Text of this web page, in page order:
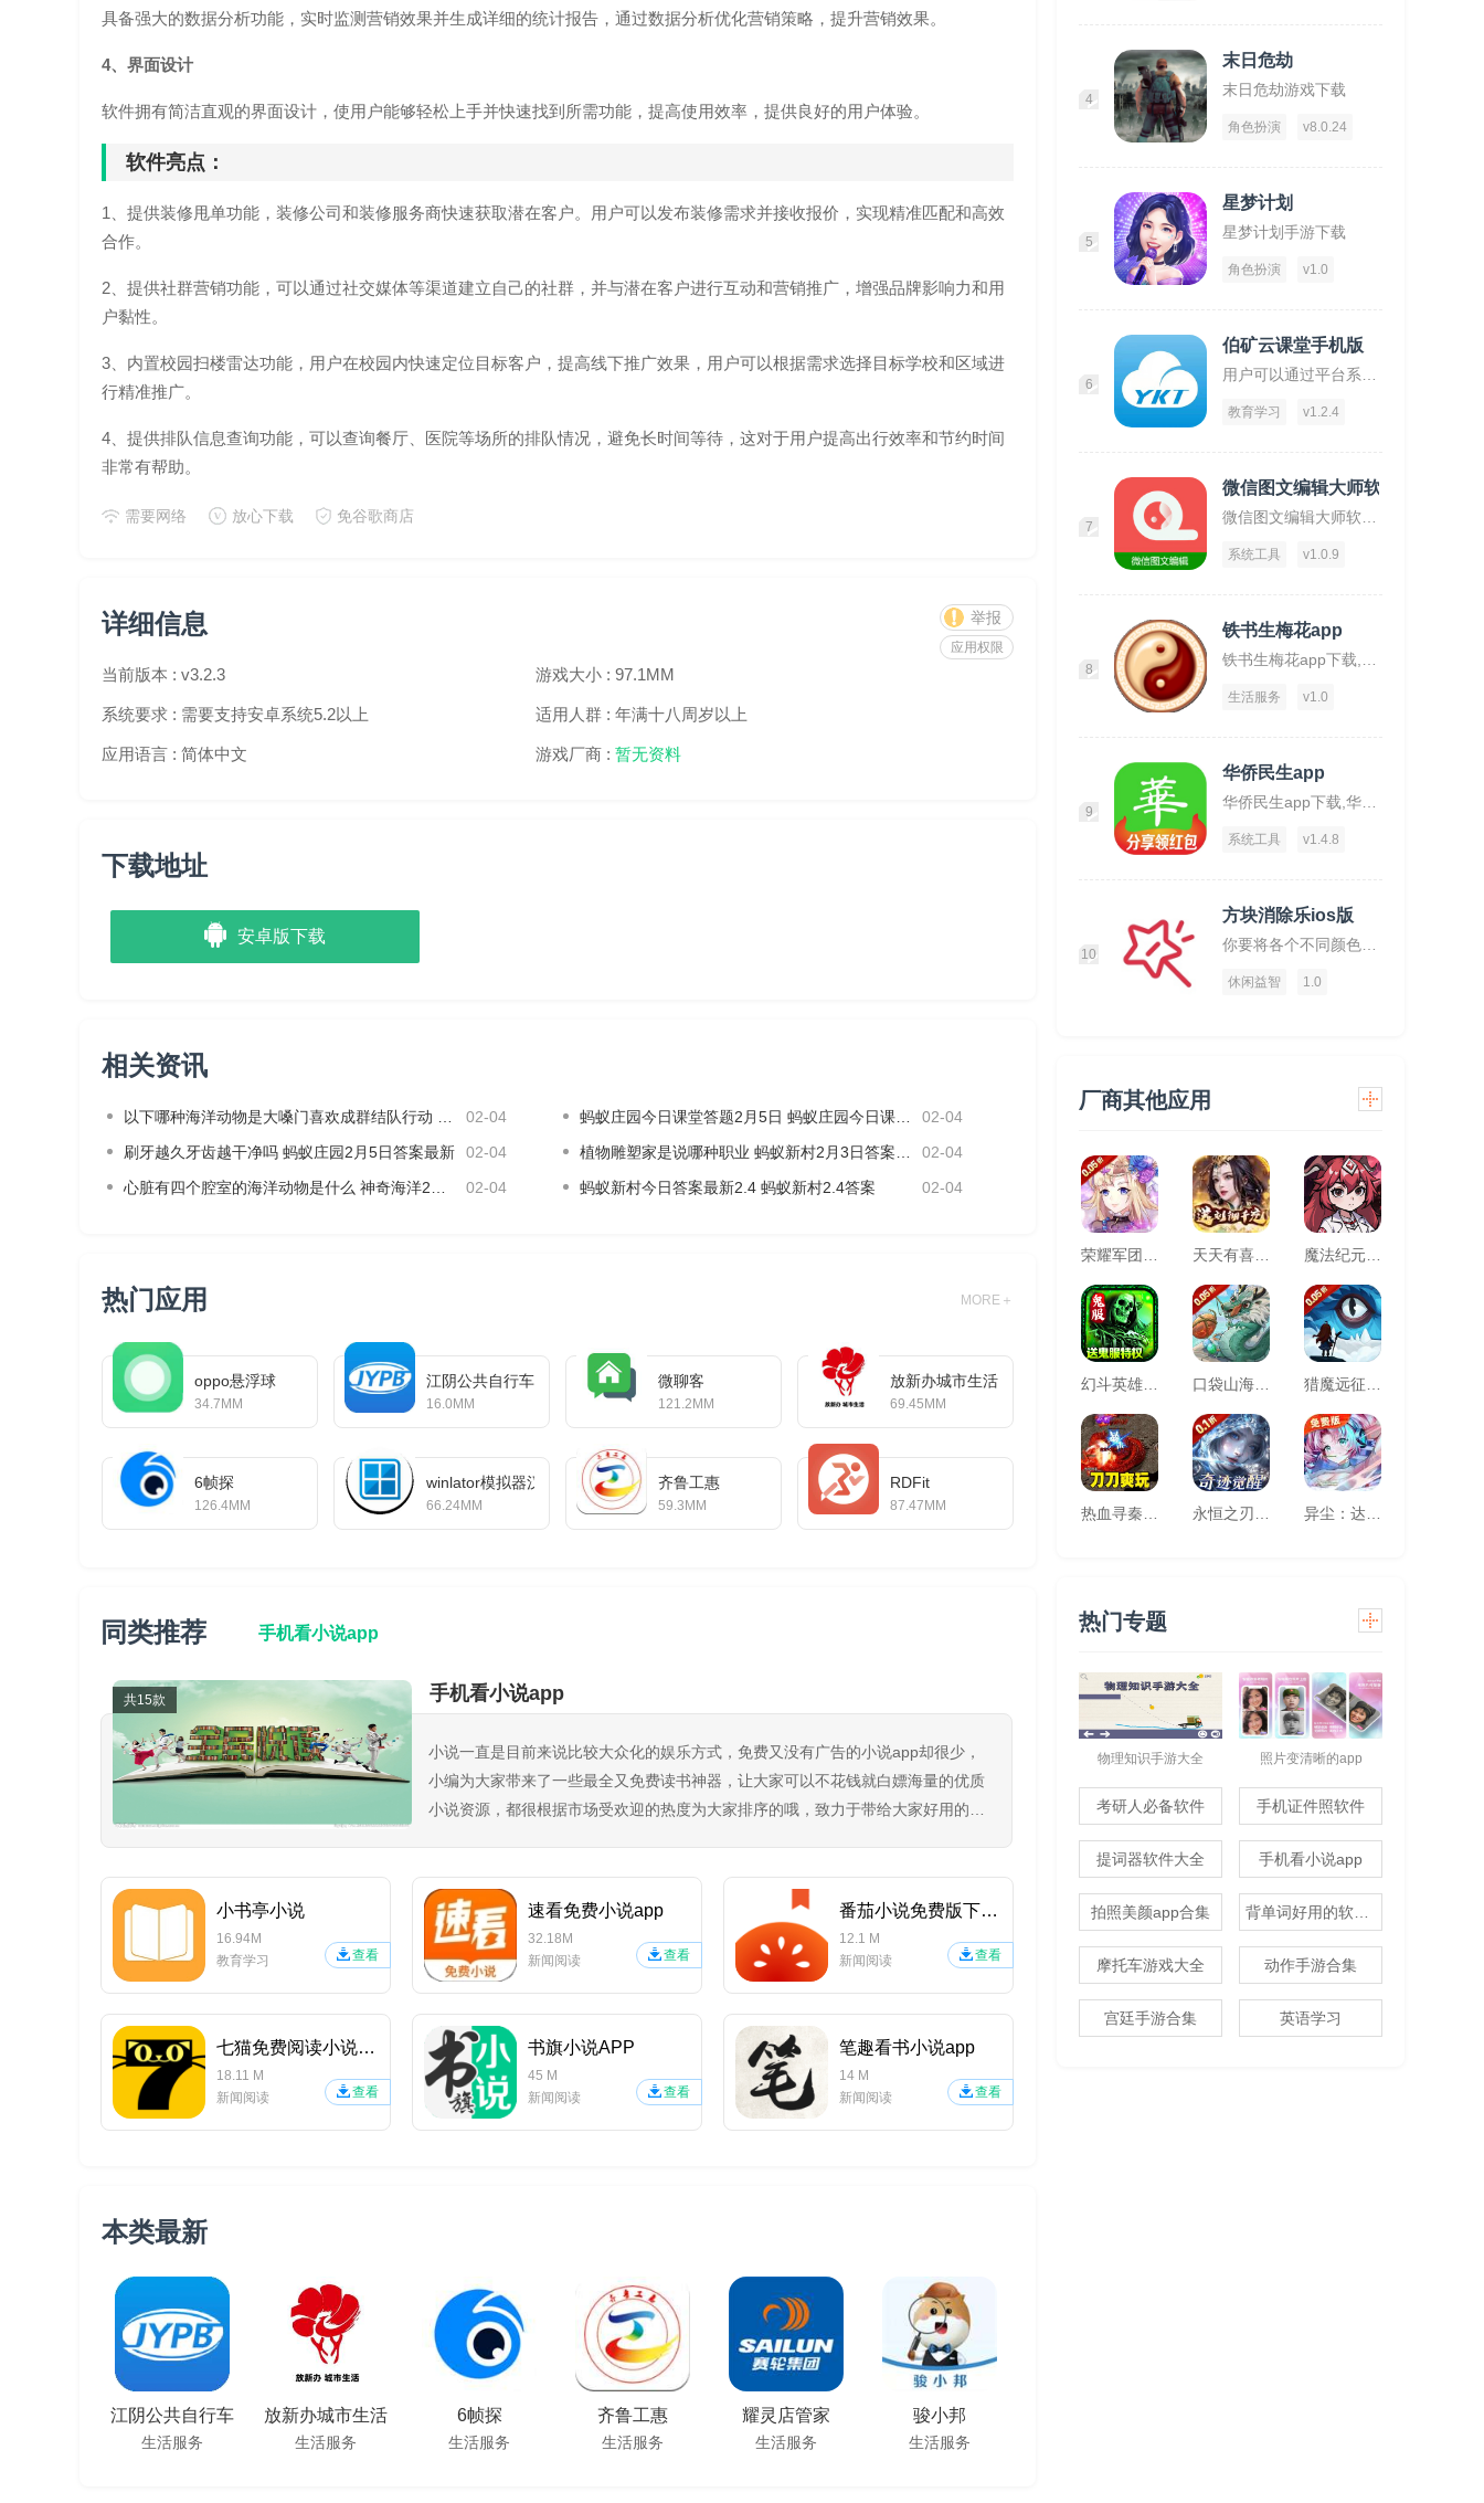
具备强大的数据分析功能，实时监测营销效果并生成详细的统计报告，通过数据分析优化营销策略，提升营销效果。
4、界面设计
软件拥有简洁直观的界面设计，使用户能够轻松上手并快速找到所需功能，提高使用效率，提供良好的用户体验。
软件亮点：
1、提供装修甩单功能，装修公司和装修服务商快速获取潜在客户。用户可以发布装修需求并接收报价，实现精准匹配和高效
合作。
2、提供社群营销功能，可以通过社交媒体等渠道建立自己的社群，并与潜在客户进行互动和营销推广，增强品牌影响力和用
户黏性。
3、内置校园扫楼雷达功能，用户在校园内快速定位目标客户，提高线下推广效果，用户可以根据需求选择目标学校和区域进
行精准推广。
4、提供排队信息查询功能，可以查询餐厅、医院等场所的排队情况，避免长时间等待，这对于用户提高出行效率和节约时间
非常有帮助。
需要网络 放心下载 免谷歌商店
详细信息 举报
应用权限
当前版本 : v3.2.3 游戏大小 : 97.1MM
系统要求 : 需要支持安卓系统5.2以上 适用人群 : 年满十八周岁以上
应用语言 : 简体中文 游戏厂商 : 暂无资料
下载地址
安卓版下载
相关资讯
以下哪种海洋动物是大嗓门喜欢成群结队行动 神奇海洋2月3日答案 02-04 蚂蚁庄园今日课堂答题2月5日 蚂蚁庄园今日课堂答题最新答案
02-04
刷牙越久牙齿越干净吗 蚂蚁庄园2月5日答案最新
02-04 植物雕塑家是说哪种职业 蚂蚁新村2月3日答案最新
02-04
心脏有四个腔室的海洋动物是什么 神奇海洋2月4日答案最新
02-04 蚂蚁新村今日答案最新2.4 蚂蚁新村2.4答案 02-04
热门应用 MORE＋
oppo悬浮球
34.7MM
江阴公共自行车
16.0MM
微聊客
121.2MM
放新办城市生活
69.45MM
6帧探
126.4MM
winlator模拟器汉化版
66.24MM
齐鲁工惠
59.3MM
RDFit
87.47MM
同类推荐 手机看小说app
共15款 手机看小说app
小说一直是目前来说比较大众化的娱乐方式，免费又没有广告的小说app却很少，
小编为大家带来了一些最全又免费读书神器，让大家可以不花钱就白嫖海量的优质
小说资源，都很根据市场受欢迎的热度为大家排序的哦，致力于带给大家好用的追
小书亭小说
16.94M
教育学习
查看
速看免费小说app
32.18M
新闻阅读
查看
番茄小说免费版下载安装
12.1 M
新闻阅读
查看
七猫免费阅读小说APP
18.11 M
新闻阅读
查看
书旗小说APP
45 M
新闻阅读
查看
笔趣看书小说app
14 M
新闻阅读
查看
本类最新
江阴公共自行车
生活服务
放新办城市生活
生活服务
6帧探
生活服务
齐鲁工惠
生活服务
耀灵店管家
生活服务
骏小邦
生活服务
4
末日危劫
末日危劫游戏下载
角色扮演 v8.0.24
5
星梦计划
星梦计划手游下载
角色扮演 v1.0
6
伯矿云课堂手机版
教育学习 v1.2.4
7
微信图文编辑大师软件
系统工具 v1.0.9
8
铁书生梅花app
生活服务 v1.0
9
华侨民生app
系统工具 v1.4.8
10
方块消除乐ios版
休闲益智 1.0
厂商其他应用
热门专题
物理知识手游大全 照片变清晰的app
考研人必备软件 手机证件照软件
提词器软件大全 手机看小说app
拍照美颜app合集
摩托车游戏大全 动作手游合集
宫廷手游合集 英语学习